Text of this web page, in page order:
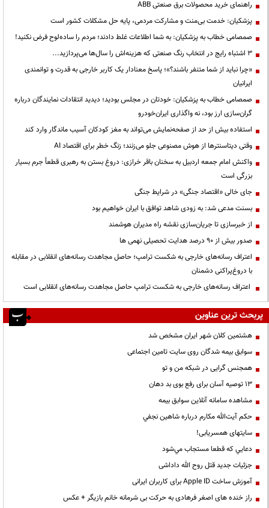
راهنمای خرید محصولات برق صنعتی ABB
پزشکیان: خدمت بی‌منت و مشارکت مردمی، پایه حل مشکلات کشور است
صمصامی خطاب به پزشکیان: به شما اطلاعات غلط دادند؛ مردم را ساده‌لوح فرض نکنید!
3 اشتباه رایج در انتخاب رنگ صنعتی که هزینه‌اش را سال‌ها می‌پردازید...
«چرا نباید از شما متنفر باشند؟»؛ پاسخ معنادار یک کاربر خارجی به قدرت و توانمندی
ایرانیان
صمصامی خطاب به پزشکیان: خودتان در مجلس بودید؛ دیدید انتقادات نمایندگان درباره
گران‌سازی ارز بود، نه واگذاری ایران‌خودرو
استفاده بیش از حد از صفحه‌نمایش می‌تواند به مغز کودکان آسیب ماندگار وارد کند
وقتی دیتاسنترها از هوش مصنوعی جلو می‌زنند؛ زنگ خطر برای اقتصاد AI
واکنش امام جمعه اردبیل به سخنان باقر خرازی: دروغ بستن به رهبری قطعاً جرم بسیار
بزرگی است
جای خالی «اقتصاد جنگی» در شرایط جنگی
بسنت مدعی شد: به زودی شاهد توافق با ایران خواهیم بود
از خبرسازی تا جریان‌سازی نقشه راه مدیران هوشمند
صدور بیش از ۹۰ درصد هدایت تحصیلی نهمی ها
اعتراف رسانه‌های خارجی به شکست ترامپ؛ حاصل مجاهدت رسانه‌های انقلابی در مقابله
با دروغ‌پراکنی دشمنان
اعتراف رسانه‌های خارجی به شکست ترامپ حاصل مجاهدت رسانه‌های انقلابی است
پربحث ترین عناوین
هشتمین کلان شهر ایران مشخص شد
سوابق بیمه شدگان روی سایت تامین اجتماعی
همجنس گرایی در شبکه من و تو
13 توصیه آسان برای رفع بوی بد دهان
مشاهده سامانه آنلاين سوابق بیمه
حكم آيت‌الله مكارم درباره شاهين نجفي
سایتهای همسریابی!
دعايي كه قطعا مستجاب مي‌شود
جزئیات جدید قتل روح الله داداشی
آموزش ساخت Apple ID برای کاربران ایرانی
راز خنده های اصغر فرهادی به حرکت بی شرمانه خانم بازیگر + عکس